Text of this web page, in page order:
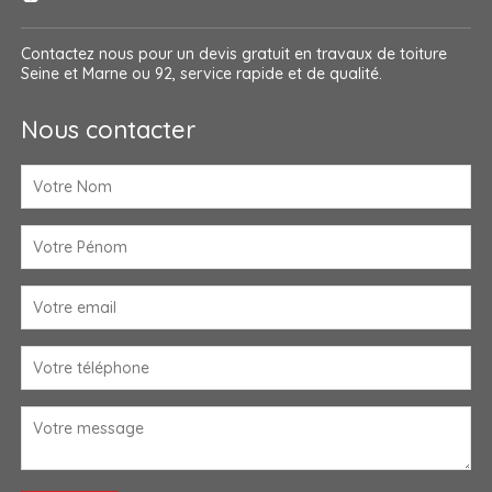
Contactez nous pour un devis gratuit entravaux de toiture
Seine et Marne ou 92, service rapide et de qualité.
Nous contacter